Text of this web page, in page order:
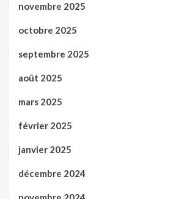
novembre 2025
octobre 2025
septembre 2025
août 2025
mars 2025
février 2025
janvier 2025
décembre 2024